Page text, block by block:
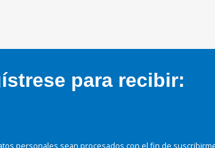
para recibir:
personales sean procesados con el fin de